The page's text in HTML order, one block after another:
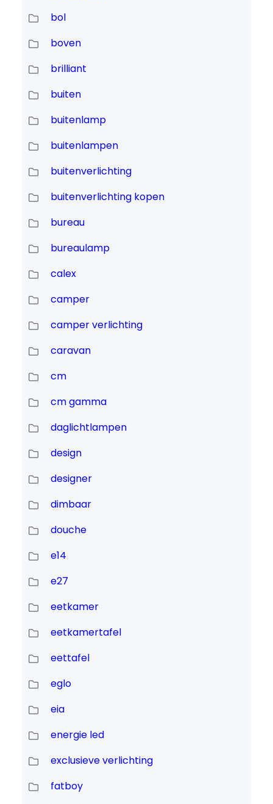
bol
boven
brilliant
buiten
buitenlamp
buitenlampen
buitenverlichting
buitenverlichting kopen
bureau
bureaulamp
calex
camper
camper verlichting
caravan
cm
cm gamma
daglichtlampen
design
designer
dimbaar
douche
e14
e27
eetkamer
eetkamertafel
eettafel
eglo
eia
energie led
exclusieve verlichting
fatboy